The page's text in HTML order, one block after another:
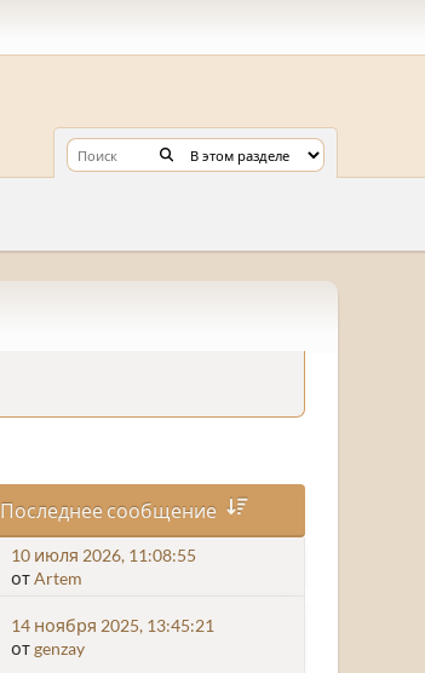
Последнее сообщение
10 июля 2026, 11:08:55
отArtem
14 ноября 2025, 13:45:21
отgenzay